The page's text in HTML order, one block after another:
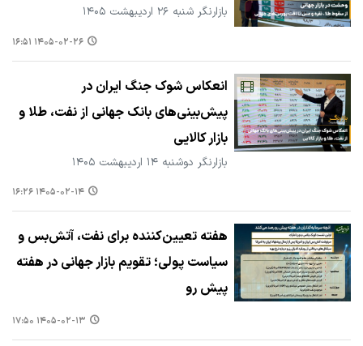
بازارنگر شنبه ۲۶ اردیبهشت ۱۴۰۵
۱۴۰۵-۰۲-۲۶ ۱۶:۵۱
انعکاس شوک جنگ ایران در
پیش‌بینی‌های بانک جهانی از نفت، طلا و
بازار کالایی
بازارنگر دوشنبه ۱۴ اردیبهشت ۱۴۰۵
۱۴۰۵-۰۲-۱۴ ۱۶:۲۶
هفته تعیین‌کننده برای نفت، آتش‌بس و
سیاست پولی؛ تقویم بازار جهانی در هفته
پیش رو
۱۴۰۵-۰۲-۱۳ ۱۷:۵۰